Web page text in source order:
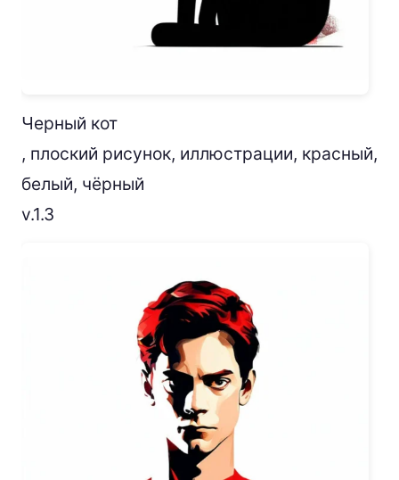
Черный кот
, плоский рисунок, иллюстрации, красный,
белый, чёрный
v.1.3